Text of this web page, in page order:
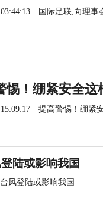
国际足联,向理事
惕！绷紧安全
提高警惕！绷紧
陆或影响我国
风登陆或影响我国